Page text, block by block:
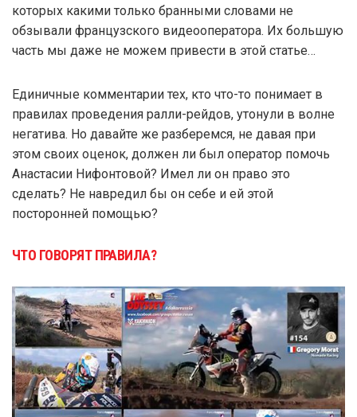
которых какими только бранными словами не
обзывали французского видеооператора. Их большую
часть мы даже не можем привести в этой статье…
Единичные комментарии тех, кто что-то понимает в
правилах проведения ралли-рейдов, утонули в волне
негатива. Но давайте же разберемся, не давая при
этом своих оценок, должен ли был оператор помочь
Анастасии Нифонтовой? Имел ли он право это
сделать? Не навредил бы он себе и ей этой
посторонней помощью?
ЧТО ГОВОРЯТ ПРАВИЛА?